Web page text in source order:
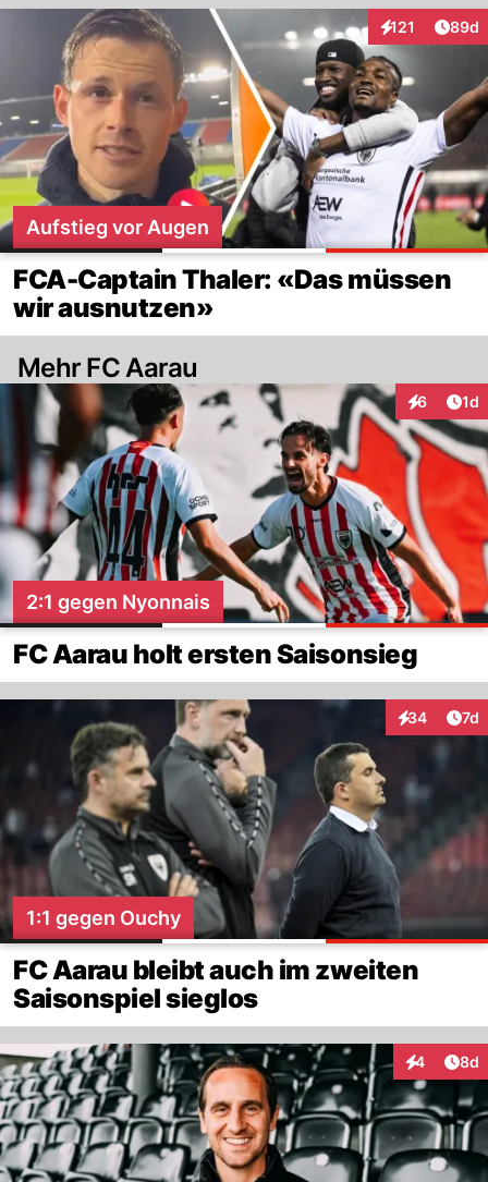
121
Interaktionen
89d
Aufstieg vor Augen
FCA-Captain Thaler: «Das müssen
wir ausnutzen»
Mehr FC Aarau
6 1d
2:1 gegen Nyonnais
FC Aarau holt ersten Saisonsieg
34
Interaktionen
7d
1:1 gegen Ouchy
FC Aarau bleibt auch im zweiten
Saisonspiel sieglos
4 8d